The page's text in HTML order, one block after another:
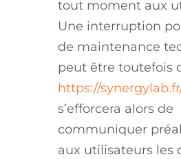
tout moment aux
Une interruption
de maintenance
peut être toutefois
https://
s’efforcera alors de
communiquer
aux utilisateurs les